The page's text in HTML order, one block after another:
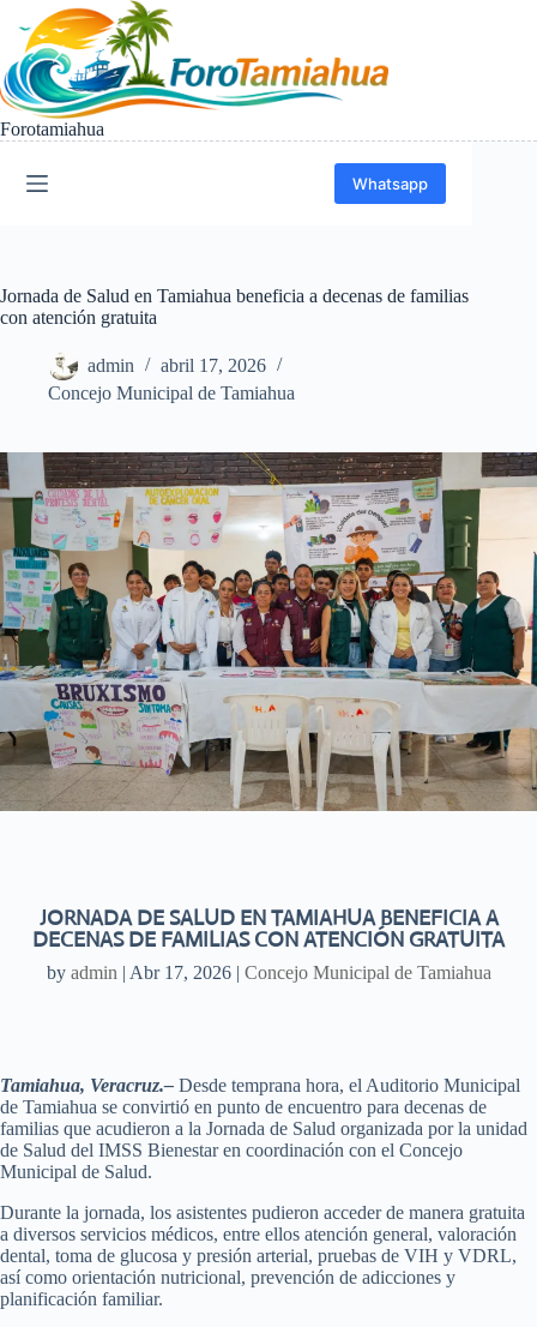
contenido
Forotamiahua
Whatsapp
Jornada de Salud en Tamiahua beneficia a decenas de familias
con atención gratuita
admin
abril 17, 2026
Concejo Municipal de Tamiahua
JORNADA DE SALUD EN TAMIAHUA BENEFICIA A
DECENAS DE FAMILIAS CON ATENCIÓN GRATUITA
by admin | Abr 17, 2026| Concejo Municipal de Tamiahua
Tamiahua, Veracruz.– Desde temprana hora, el Auditorio Municipal
de Tamiahua se convirtió en punto de encuentro para decenas de
familias que acudieron a la Jornada de Salud organizada por la unidad
de Salud del IMSS Bienestar en coordinación con el Concejo
Municipal de Salud.
Durante la jornada, los asistentes pudieron acceder de manera gratuita
a diversos servicios médicos, entre ellos atención general, valoración
dental, toma de glucosa y presión arterial, pruebas de VIH y VDRL,
así como orientación nutricional, prevención de adicciones y
planificación familiar.